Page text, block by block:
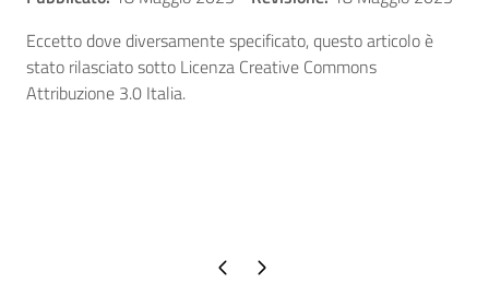
Eccetto dove diversamente specificato, questo articolo è
stato rilasciato sotto Licenza Creative Commons
Attribuzione 3.0 Italia.
Pagina precedente
Pagina successiva